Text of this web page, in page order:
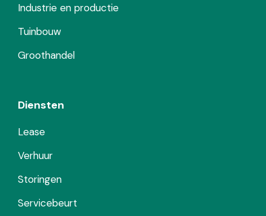
Industrie en productie
Tuinbouw
Groothandel
Diensten
Lease
Verhuur
Storingen
Servicebeurt